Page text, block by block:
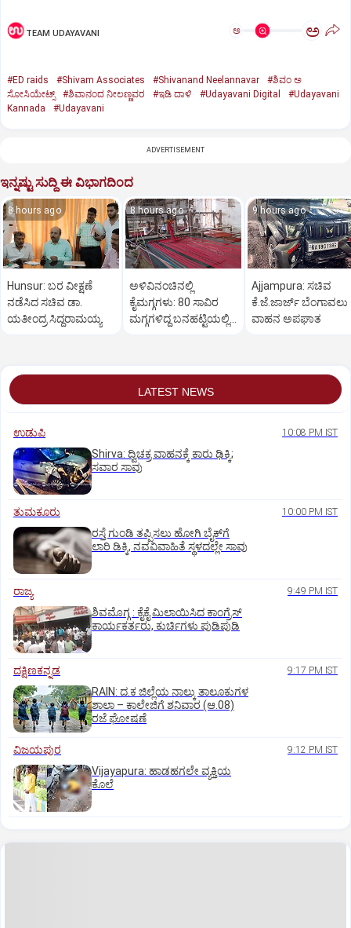
TEAM UDAYAVANI ಅ ಅ
#ED raids #Shivam Associates #Shivanand Neelannavar
#ಶಿವಂ ಅ
ಸೋಸಿಯೇಟ್ಸ್
#ಶಿವಾನಂದ ನೀಲಣ್ಣವರ #ಇಡಿ ದಾಳಿ #Udayavani Digital
#Udayavani
Kannada
#Udayavani
ADVERTISEMENT
ಇನ್ನಷ್ಟು ಸುದ್ದಿ ಈ ವಿಭಾಗದಿಂದ
8 hours ago
Hunsur: ಬರ ವೀಕ್ಷಣೆ
ನಡೆಸಿದ ಸಚಿವ ಡಾ.
ಯತೀಂದ್ರ ಸಿದ್ದರಾಮಯ್ಯ
8 hours ago
ಅಳಿವಿನಂಚಿನಲ್ಲಿ
ಕೈಮಗ್ಗಗಳು: 80 ಸಾವಿರ
ಮಗ್ಗಗಳಿದ್ದ ಬನಹಟ್ಟಿಯಲ್ಲಿ
9 hours ago
Ajjampura: ಸಚಿವ
ಕೆ.ಜೆ.ಜಾರ್ಜ್ ಬೆಂಗಾವಲು
ವಾಹನ ಅಪಘಾತ
LATEST NEWS
ಉಡುಪಿ 10:08 PM IST
Shirva: ದ್ವಿಚಕ್ರ ವಾಹನಕ್ಕೆ ಕಾರು ಢಿಕ್ಕಿ;
ಸವಾರ ಸಾವು
ತುಮಕೂರು 10:00 PM IST
ರಸ್ತೆ ಗುಂಡಿ ತಪ್ಪಿಸಲು ಹೋಗಿ ಬೈಕ್‌ಗೆ
ಲಾರಿ ಡಿಕ್ಕಿ, ನವವಿವಾಹಿತೆ ಸ್ಥಳದಲ್ಲೇ ಸಾವು
ರಾಜ್ಯ 9:49 PM IST
ಶಿವಮೊಗ್ಗ : ಕೈಕೈ ಮಿಲಾಯಿಸಿದ ಕಾಂಗ್ರೆಸ್
ಕಾರ್ಯಕರ್ತರು, ಕುರ್ಚಿಗಳು ಪುಡಿಪುಡಿ
ದಕ್ಷಿಣಕನ್ನಡ 9:17 PM IST
RAIN: ದ.ಕ ಜಿಲ್ಲೆಯ ನಾಲ್ಕು ತಾಲೂಕುಗಳ
ಶಾಲಾ – ಕಾಲೇಜಿಗೆ ಶನಿವಾರ (ಆ.08)
ರಜೆ ಘೋಷಣೆ
ವಿಜಯಪುರ 9:12 PM IST
Vijayapura: ಹಾಡಹಗಲೇ ವ್ಯಕ್ತಿಯ
ಕೊಲೆ